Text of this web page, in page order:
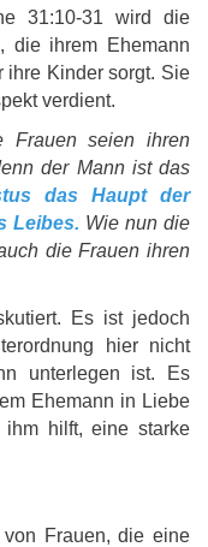
31:10-31 wird die
die ihrem Ehemann
ihre Kinder sorgt. Sie
verdient.
Frauen seien ihren
der Mann ist das
das Haupt der
Leibes. Wie nun die
die Frauen ihren
Es ist jedoch
hier nicht
unterlegen ist. Es
Ehemann in Liebe
ihm hilft, eine starke
Frauen, die eine